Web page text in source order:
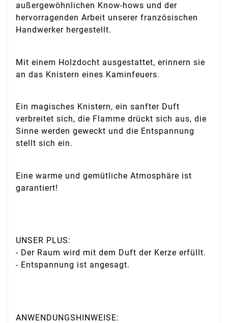
außergewöhnlichen Know-hows und der
hervorragenden Arbeit unserer französischen
Handwerker hergestellt.
Mit einem Holzdocht ausgestattet, erinnern sie
an das Knistern eines Kaminfeuers.
Ein magisches Knistern, ein sanfter Duft
verbreitet sich, die Flamme drückt sich aus, die
Sinne werden geweckt und die Entspannung
stellt sich ein.
Eine warme und gemütliche Atmosphäre ist
garantiert!
UNSER PLUS:
- Der Raum wird mit dem Duft der Kerze erfüllt.
- Entspannung ist angesagt.
ANWENDUNGSHINWEISE: